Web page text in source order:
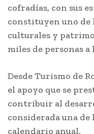
cofradías, con sus
constituyen uno
culturales y
miles de personas a
Desde Turismo de
el apoyo que se
contribuir al
considerada una
calendario anual.